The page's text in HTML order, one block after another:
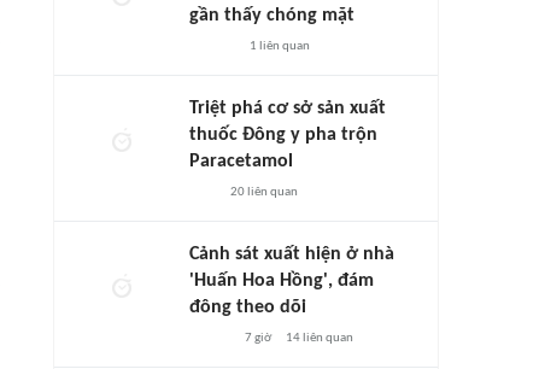
gần thấy chóng mặt
1 liên quan
Triệt phá cơ sở sản xuất
thuốc Đông y pha trộn
Paracetamol
20liên quan
Cảnh sát xuất hiện ở nhà
'Huấn Hoa Hồng', đám
đông theo dõi
7 giờ 14liên quan